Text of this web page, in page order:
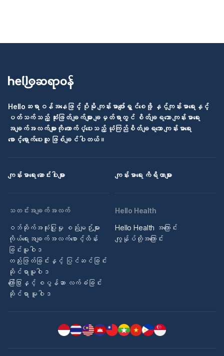
Helloဆရာဝန်အနေဖြင့် ပိုမို ကျန်းမာပျော်ရွှင်စေဖို့ နှင့်ကျန်းမာရေးနှင့်
ပတ်သက်သည့် ဆုံးဖြတ်ချက်များ ချမှတ်ရာတွင် စိတ်ချရသော ကျန်းမာရေး
အချက်အလက်များကို ထောက်ပံ့ပေးသည့် ယုံကြည်စိတ်ချရသော ကျန်းမာရေး
စောင့်ရှောက်ပေးသူ ဖြစ်ချင်ပါတယ်။
ကျန်းမာရေး ဆောင်းပါးများ ကျန်းမာရေး ကိရိယာများ
သတင်းအချက်အလက်
ဝဘ်ဆိုက်အသုံးပြုမှု စည်းမျဉ်းများ
ကိုယ်ရေးအချက်အလက်စောင့်ထိန်း
ခြင်းမူဝါဒ
တည်းဖြတ်ခြင်းနှင့် ပြင်ဆင်ခြင်း
ဆိုင်ရာမူဝါဒ
ကြော်ငြာနှင့် စပွန်ဆာ လက်ခံခြင်း
ဆိုင်ရာ မူဝါဒ
Hello Health
Hello Health အကြောင်း
ကျွန်ုပ်တို့အကြောင်း